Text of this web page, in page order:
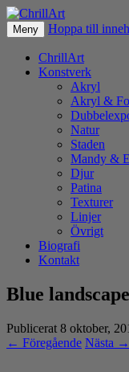
ChrillArt
Fotografier &
Meny Hoppa till
ChrillArt
Konstverk
Akryl
Akryl &
Natur
Staden
Mandy &
Djur
Patina
Texturer
Linjer
Övrigt
Biografi
Kontakt
Blue landscape
Publicerat 8 oktober,
← Föregående Nästa →